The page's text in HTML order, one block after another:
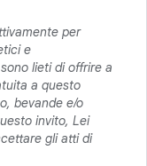
per
e
lieti di offrire a
a questo
bevande e/o
invito, Lei
gli atti di